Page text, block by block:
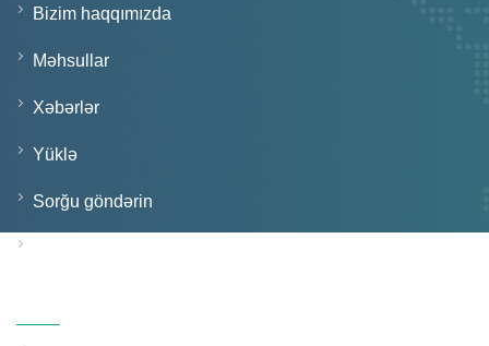
Bizim haqqımızda
Məhsullar
Xəbərlər
Yüklə
Sorğu göndərin